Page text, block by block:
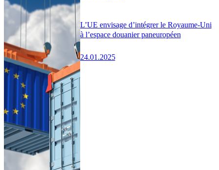
L’UE envisage d’intégrer le Royaume-Uni
à l’espace douanier paneuropéen
24.01.2025